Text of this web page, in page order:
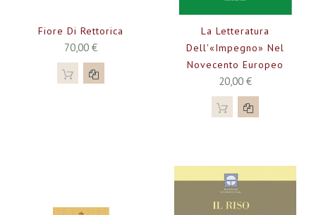
Fiore Di Rettorica
70,00 €
La Letteratura
Dell'«impegno» Nel
Novecento Europeo
20,00 €